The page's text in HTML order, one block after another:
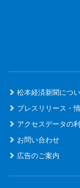
松本経済新聞につ
プレスリリース・
アクセスデータの
お問い合わせ
広告のご案内